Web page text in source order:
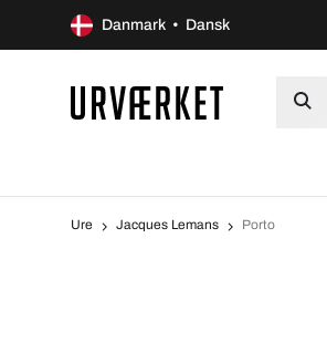
Danmark • Dansk
Ure Jacques Lemans Porto